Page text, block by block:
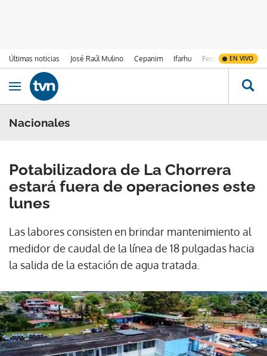
Últimas noticias José Raúl Mulino Cepanim Ifarhu Fenómeno de El
EN VIVO
Ir al contenido
Obrir navegació
Nacionales
Potabilizadora de La Chorrera
estará fuera de operaciones este
lunes
Las labores consisten en brindar mantenimiento al
medidor de caudal de la línea de 18 pulgadas hacia
la salida de la estación de agua tratada.